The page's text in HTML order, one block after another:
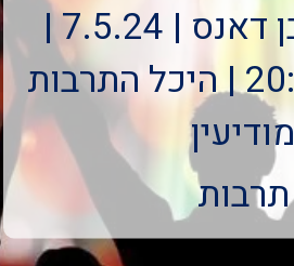
ככה | קולבן דאנס | 7.5.24 |
שלישי | 20:30 | היכל התרבות
מודיעין
תרבות